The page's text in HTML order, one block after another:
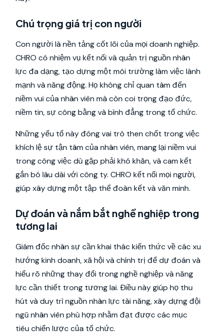
Chú trọng giá trị con người
Con người là nền tảng cốt lõi của mọi doanh nghiệp.
CHRO có nhiệm vụ kết nối và quản trị nguồn nhân
lực đa dạng, tạo dựng một môi trường làm việc lành
mạnh và năng động. Họ không chỉ quan tâm đến
niềm vui của nhân viên mà còn coi trọng đạo đức,
niềm tin, sự công bằng và bình đẳng trong tổ chức.
Những yếu tố này đóng vai trò then chốt trong việc
khích lệ sự tận tâm của nhân viên, mang lại niềm vui
trong công việc dù gặp phải khó khăn, và cam kết
gắn bó lâu dài với công ty. CHRO kết nối mọi người,
giúp xây dựng một tập thể đoàn kết và văn minh.
Dự đoán và nắm bắt nghề nghiệp trong
tương lai
Giám đốc nhân sự cần khai thác kiến thức về các xu
hướng kinh doanh, xã hội và chính trị để dự đoán và
hiểu rõ những thay đổi trong nghề nghiệp và năng
lực cần thiết trong tương lai. Điều này giúp họ thu
hút và duy trì nguồn nhân lực tài năng, xây dựng đội
ngũ nhân viên phù hợp nhằm đạt được các mục
tiêu chiến lược của tổ chức.